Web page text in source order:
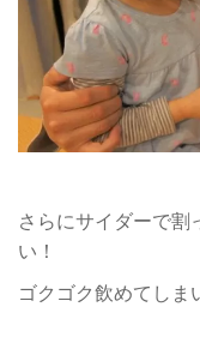
さらにサイダーで割
い！
ゴクゴク飲めてしま